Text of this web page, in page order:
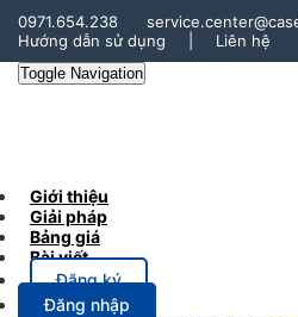
0971.654.238
Hướng dẫn sử dụng
Liên hệ
Toggle Navigation
Giới thiệu
Giải pháp
Bảng giá
Bài viết
Đăng ký
Đăng nhập